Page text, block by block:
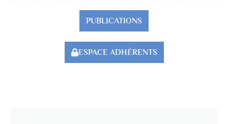
PUBLICATIONS
ESPACE ADHÉRENTS